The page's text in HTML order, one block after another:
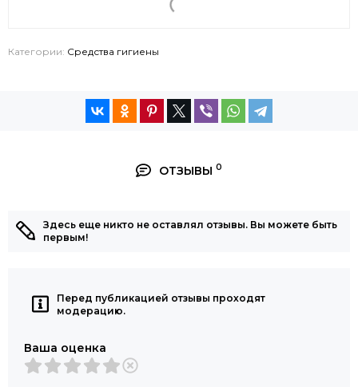
Категории: Средства гигиены
ОТЗЫВЫ 0
Здесь еще никто не оставлял отзывы. Вы можете быть
первым!
Перед публикацией отзывы проходят
модерацию.
Ваша оценка